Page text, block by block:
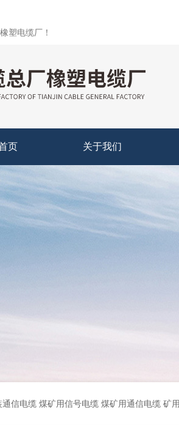
塑电缆厂！
页 关于我们
通信电缆 矿用阻燃通信电缆 矿用监控电缆 矿用通信电缆 橡套软电缆YZ-3*1.5+1 YCW橡胶电缆3*10+1*6 船用橡套软电缆CEFR-3*2.5 煤矿用移动橡套软电缆MY3*4+1*4